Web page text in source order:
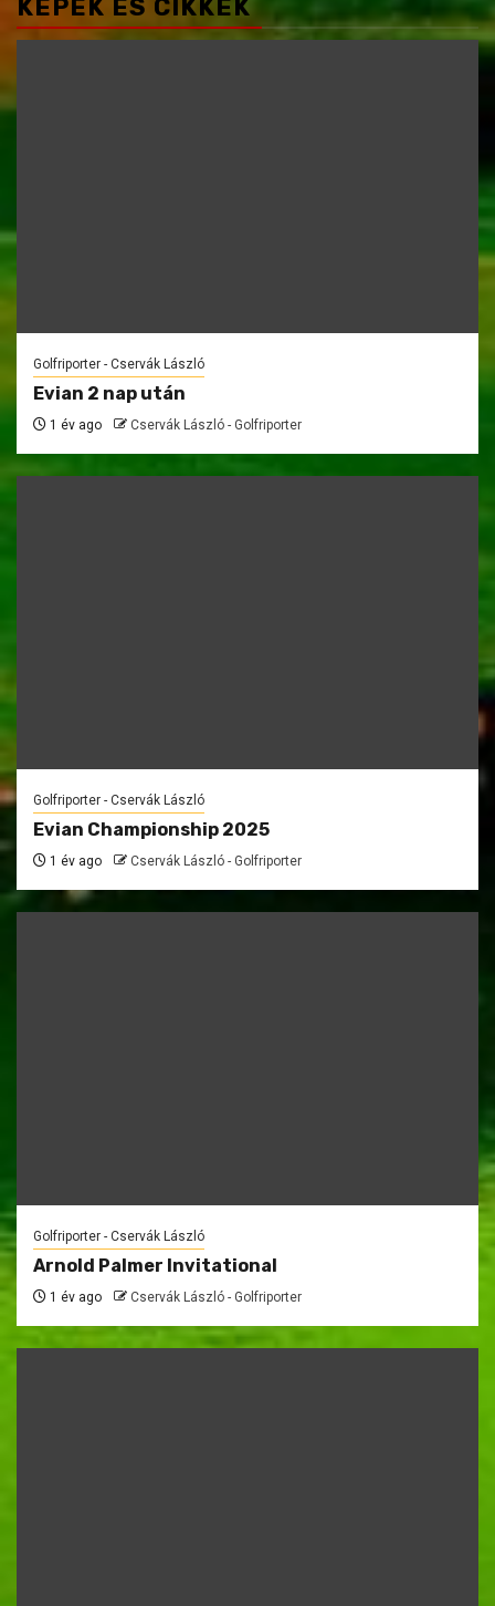
KÉPEK ÉS CIKKEK
Golfriporter - Cservák László
Evian 2 nap után
1 év ago Cservák László - Golfriporter
Golfriporter - Cservák László
Evian Championship 2025
1 év ago Cservák László - Golfriporter
Golfriporter - Cservák László
Arnold Palmer Invitational
1 év ago Cservák László - Golfriporter